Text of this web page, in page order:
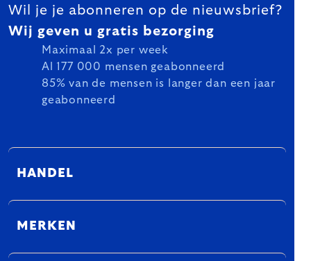
Wil je je abonneren op de nieuwsbrief?
Wij geven u gratis bezorging
Maximaal 2x per week
Al 177 000 mensen geabonneerd
85% van de mensen is langer dan een jaar
geabonneerd
HANDEL
MERKEN